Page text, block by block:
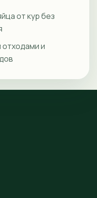
от кур без
и